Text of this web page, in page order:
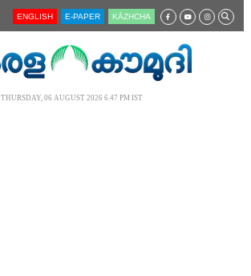
ENGLISH E-PAPER KĀZHCHA
THURSDAY, 06 AUGUST 2026 6.47 PM IST